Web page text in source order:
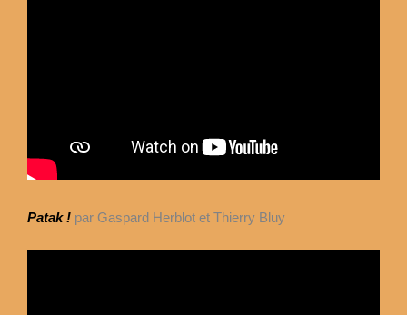
Patak ! par Gaspard Herblot et Thierry Bluy